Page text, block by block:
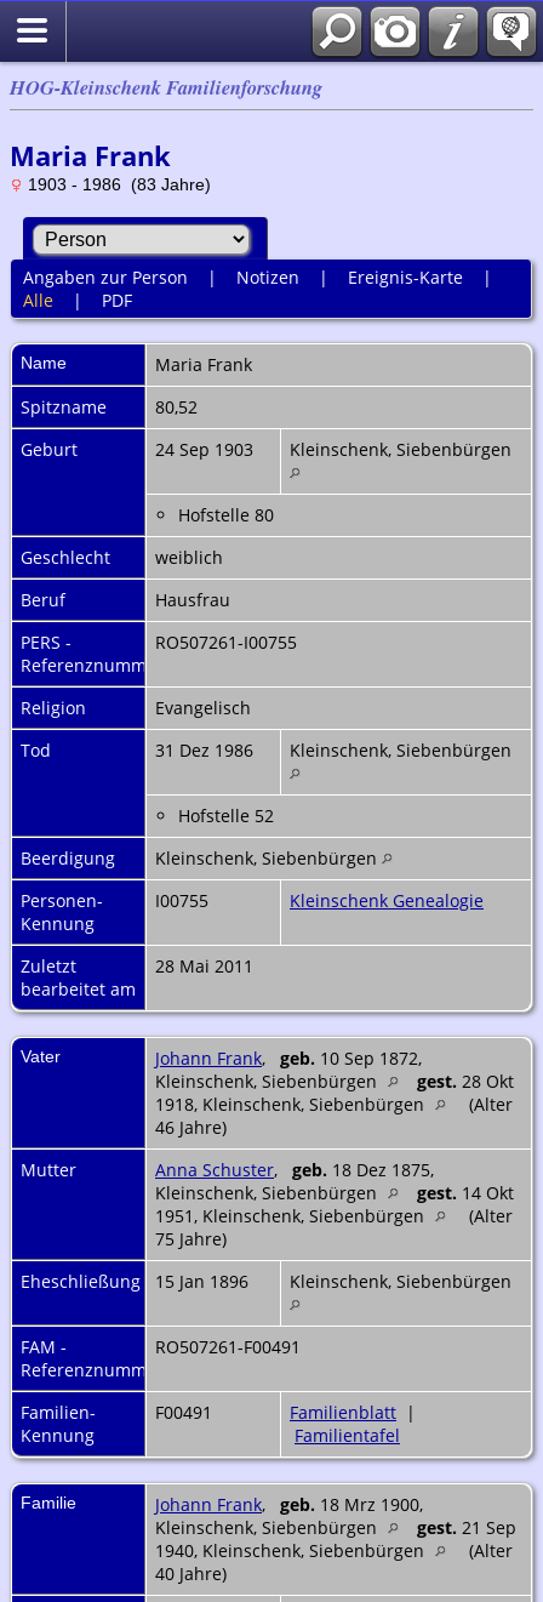
HOG-Kleinschenk Familienforschung
Maria Frank
1903 - 1986 (83 Jahre)
Angaben zur Person | Notizen | Ereignis-Karte|
Alle| PDF
Name Maria Frank
Spitzname
80,52
Geburt
24 Sep 1903 Kleinschenk, Siebenbürgen
Hofstelle 80
Geschlecht
weiblich
Beruf
Hausfrau
PERS -
Referenznummer
RO507261-I00755
Religion
Evangelisch
Tod
31 Dez 1986 Kleinschenk, Siebenbürgen
Hofstelle 52
Beerdigung
Kleinschenk, Siebenbürgen
Personen-
Kennung
I00755 Kleinschenk Genealogie
Zuletzt
bearbeitet am
28 Mai 2011
Vater Johann Frank, geb. 10 Sep 1872,
Kleinschenk, Siebenbürgen
gest. 28 Okt
1918, Kleinschenk, Siebenbürgen
(Alter
46 Jahre)
Mutter
Anna Schuster, geb. 18 Dez 1875,
Kleinschenk, Siebenbürgen
gest. 14 Okt
1951, Kleinschenk, Siebenbürgen
(Alter
75 Jahre)
Eheschließung
15 Jan 1896 Kleinschenk, Siebenbürgen
FAM -
Referenznummer
RO507261-F00491
Familien-
Kennung
F00491 Familienblatt |
Familientafel
Familie Johann Frank, geb. 18 Mrz 1900,
Kleinschenk, Siebenbürgen
gest. 21 Sep
1940, Kleinschenk, Siebenbürgen
(Alter
40 Jahre)